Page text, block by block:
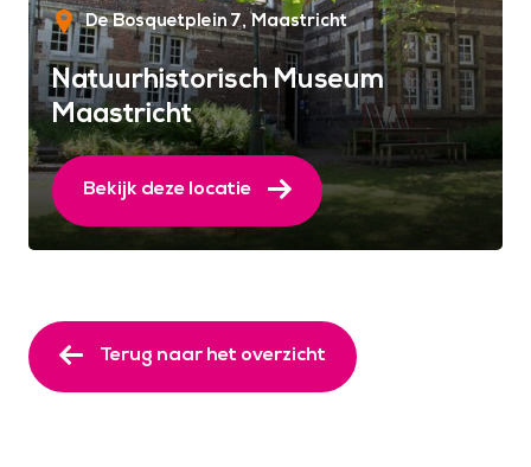
De Bosquetplein 7 Maastricht
Natuurhistorisch Museum
Maastricht
Bekijk deze locatie
Terug naar het overzicht